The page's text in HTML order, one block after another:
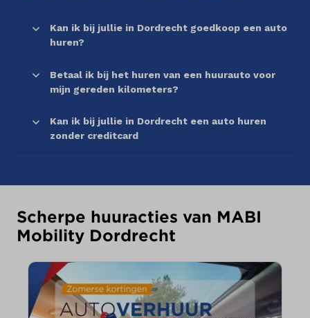
Kan ik bij jullie in Dordrecht goedkoop een auto
huren?
Betaal ik bij het huren van een huurauto voor
mijn gereden kilometers?
Kan ik bij jullie in Dordrecht een auto huren
zonder creditcard
Scherpe huuracties van MABI
Mobility Dordrecht